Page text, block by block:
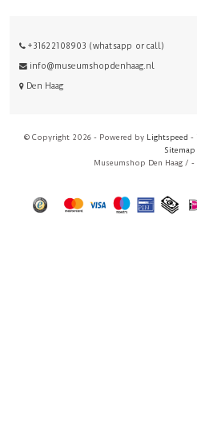
+31622108903 (whatsapp or call)
info@museumshopdenhaag.nl
Den Haag
© Copyright 2026 - Powered by Lightspeed -
Sitemap
Museumshop Den Haag / -